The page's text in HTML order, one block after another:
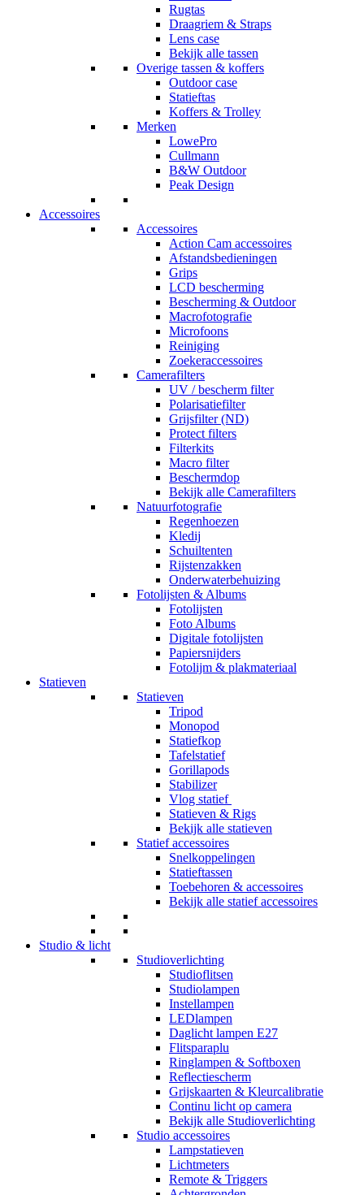
Rugtas
Draagriem & Straps
Lens case
Bekijk alle tassen
Overige tassen & koffers
Outdoor case
Statieftas
Koffers & Trolley
Merken
LowePro
Cullmann
B&W Outdoor
Peak Design
Accessoires
Accessoires
Action Cam accessoires
Afstandsbedieningen
Grips
LCD bescherming
Bescherming & Outdoor
Macrofotografie
Microfoons
Reiniging
Zoekeraccessoires
Camerafilters
UV / bescherm filter
Polarisatiefilter
Grijsfilter (ND)
Protect filters
Filterkits
Macro filter
Beschermdop
Bekijk alle Camerafilters
Natuurfotografie
Regenhoezen
Kledij
Schuiltenten
Rijstenzakken
Onderwaterbehuizing
Fotolijsten & Albums
Fotolijsten
Foto Albums
Digitale fotolijsten
Papiersnijders
Fotolijm & plakmateriaal
Statieven
Statieven
Tripod
Monopod
Statiefkop
Tafelstatief
Gorillapods
Stabilizer
Vlog statief
Statieven & Rigs
Bekijk alle statieven
Statief accessoires
Snelkoppelingen
Statieftassen
Toebehoren & accessoires
Bekijk alle statief accessoires
Studio & licht
Studioverlichting
Studioflitsen
Studiolampen
Instellampen
LEDlampen
Daglicht lampen E27
Flitsparaplu
Ringlampen & Softboxen
Reflectiescherm
Grijskaarten & Kleurcalibratie
Continu licht op camera
Bekijk alle Studioverlichting
Studio accessoires
Lampstatieven
Lichtmeters
Remote & Triggers